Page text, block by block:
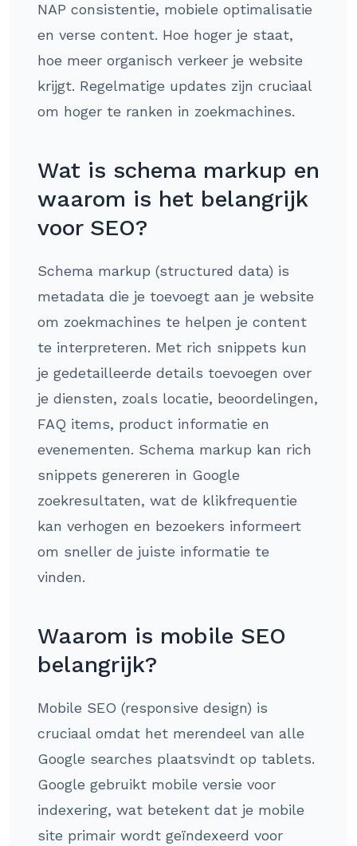
NAP consistentie, mobiele optimalisatie
en verse content. Hoe hoger je staat,
hoe meer organisch verkeer je website
krijgt. Regelmatige updates zijn cruciaal
om hoger te ranken in zoekmachines.
Wat is schema markup en
waarom is het belangrijk
voor SEO?
Schema markup (structured data) is
metadata die je toevoegt aan je website
om zoekmachines te helpen je content
te interpreteren. Met rich snippets kun
je gedetailleerde details toevoegen over
je diensten, zoals locatie, beoordelingen,
FAQ items, product informatie en
evenementen. Schema markup kan rich
snippets genereren in Google
zoekresultaten, wat de klikfrequentie
kan verhogen en bezoekers informeert
om sneller de juiste informatie te
vinden.
Waarom is mobile SEO
belangrijk?
Mobile SEO (responsive design) is
cruciaal omdat het merendeel van alle
Google searches plaatsvindt op tablets.
Google gebruikt mobile versie voor
indexering, wat betekent dat je mobile
site primair wordt geïndexeerd voor